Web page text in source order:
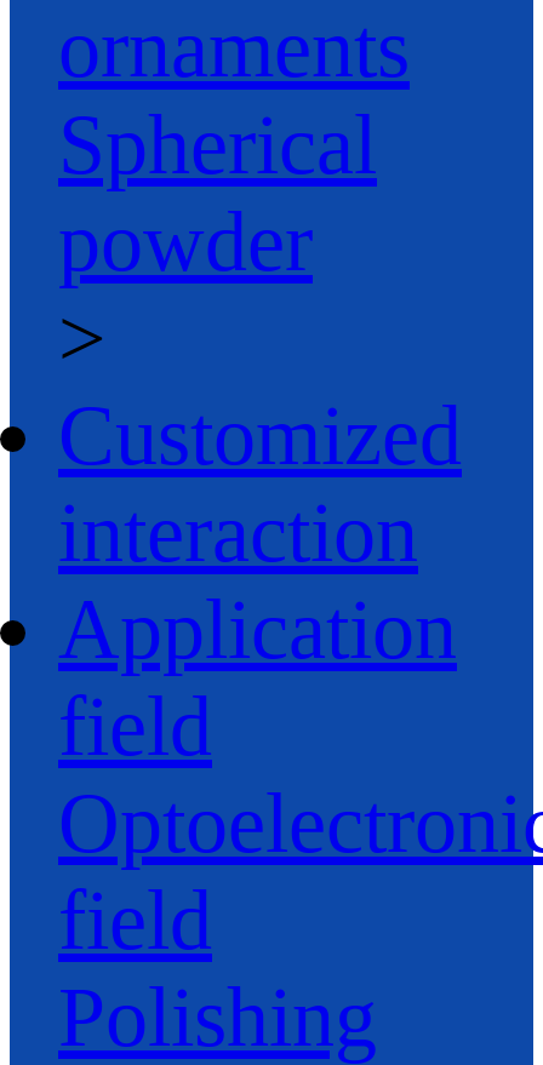
ornaments
Spherical
powder
>
Customized
interaction
Application
field
field
Polishing